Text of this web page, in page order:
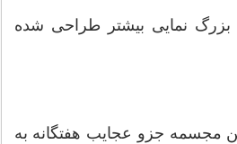
نمایی بیشتر طراحی شده
مجسمه جزو عجایب هفتگانه به